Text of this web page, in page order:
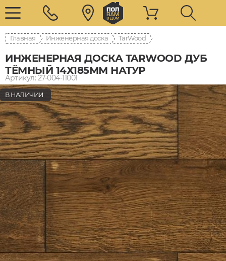
Главная Инженерная доска TarWood
ИНЖЕНЕРНАЯ ДОСКА TARWOOD ДУБ
ТЁМНЫЙ 14Х185ММ НАТУР
Артикул: 27-004-11001
В НАЛИЧИИ